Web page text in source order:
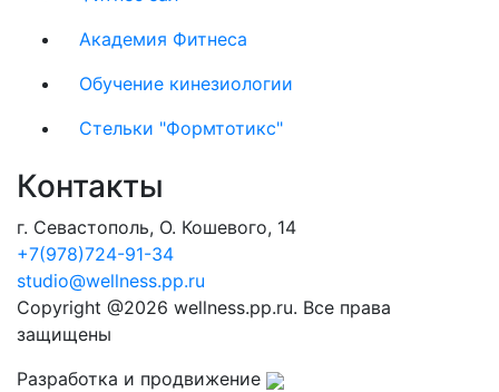
Академия Фитнеса
Обучение кинезиологии
Стельки "Формтотикс"
Контакты
г. Севастополь, О. Кошевого, 14
+7(978)724-91-34
studio@wellness.pp.ru
Copyright @2026 wellness.pp.ru. Все права
защищены
Разработка и продвижение